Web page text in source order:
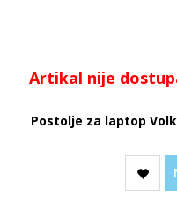
Artikal nije
Postolje za laptop